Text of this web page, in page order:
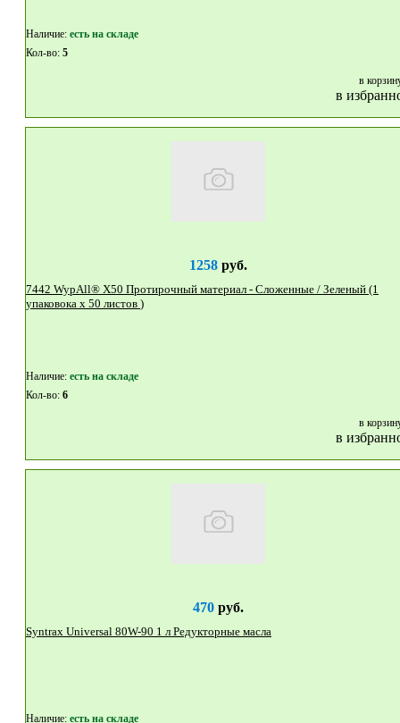
Наличие: eсть на складе
Кол-во: 5
в
в
1258руб.
7442 WypAll® X50 Протирочный материал - Сложенные / Зеленый (1
упаковока x 50 листов )
Наличие: eсть на складе
Кол-во: 6
в
в
470руб.
Syntrax Universal 80W-90 1 л Редукторные масла
Наличие: eсть на складе